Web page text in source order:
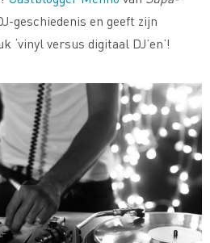
geschiedenis en geeft zijn
‘vinyl versus digitaal DJ’en’!